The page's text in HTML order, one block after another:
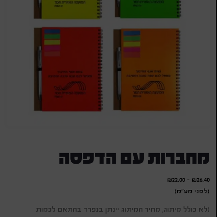
מחברות עם הדפסה
₪26.40
-
₪22.00
(לפני מע"מ)
(לא כולל מיתוג, מחיר המיתוג יינתן בנפרד בהתאם לכמות